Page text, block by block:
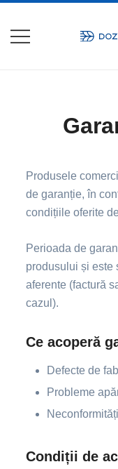
Produsele
de garanție, în
condițiile oferite
Perioada de
produsului și este
aferente (factură
cazul).
Ce acoperă
Defecte de
Probleme
Condiții de